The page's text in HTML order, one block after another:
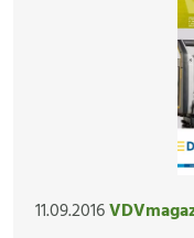
11.09.2016